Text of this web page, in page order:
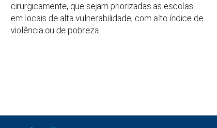
cirurgicamente, que sejam priorizadas as escolas
em locais de alta vulnerabilidade, com alto índice de
violência ou de pobreza.